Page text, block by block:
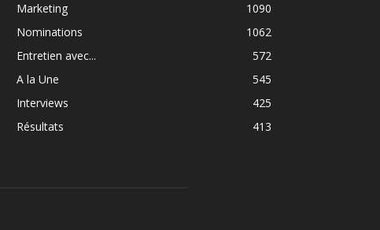
Marketing
1090
Nominations
1062
Entretien avec...
572
A la Une
545
Interviews
425
Résultats
413